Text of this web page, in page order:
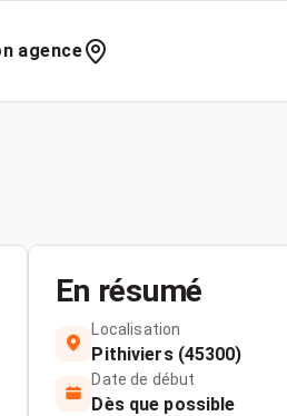
agence
En résumé
Localisation
Pithiviers (45300)
Date de début
Dès que possible